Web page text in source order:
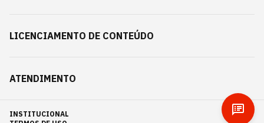
LICENCIAMENTO DE CONTEÚDO
ATENDIMENTO
INSTITUCIONAL